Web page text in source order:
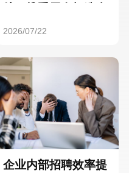
2026/07/22
企业内部招聘效率提